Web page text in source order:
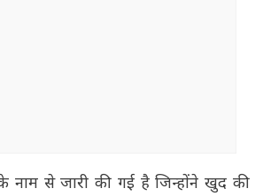
नाम से जारी की गई है जिन्होंने खुद की